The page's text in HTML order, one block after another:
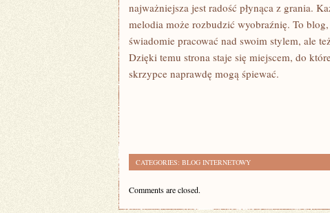
najważniejsza jest radość płynąca z grania.
melodia może rozbudzić wyobraźnię. To
świadomie pracować nad swoim stylem, ale
Dzięki temu strona staje się miejscem, do
skrzypce naprawdę mogą śpiewać.
CATEGORIES: BLOG INTERNETOWY
Comments are closed.